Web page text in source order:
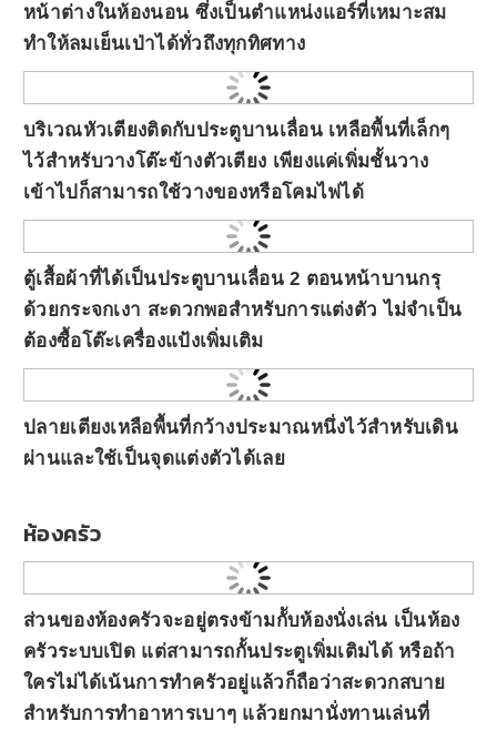
หน้าต่างในห้องนอน ซึ่งเป็นตำแหน่งแอร์ที่เหมาะสม
ทำให้ลมเย็นเป่าได้ทั่วถึงทุกทิศทาง
บริเวณหัวเตียงติดกับประตูบานเลื่อน เหลือพื้นที่เล็กๆ
ไว้สำหรับวางโต๊ะข้างตัวเตียง เพียงแค่เพิ่มชั้นวาง
เข้าไปก็สามารถใช้วางของหรือโคมไฟได้
ตู้เสื้อผ้าที่ได้เป็นประตูบานเลื่อน 2 ตอนหน้าบานกรุ
ด้วยกระจกเงา สะดวกพอสำหรับการแต่งตัว ไม่จำเป็น
ต้องซื้อโต๊ะเครื่องแป้งเพิ่มเติม
ปลายเตียงเหลือพื้นที่กว้างประมาณหนึ่งไว้สำหรับเดิน
ผ่านและใช้เป็นจุดแต่งตัวได้เลย
ห้องครัว
ส่วนของห้องครัวจะอยู่ตรงข้ามกัับห้องนั่งเล่น เป็นห้อง
ครัวระบบเปิด แต่สามารถกั้นประตูเพิ่มเติมได้ หรือถ้า
ใครไม่ได้เน้นการทำครัวอยู่แล้วก็ถือว่าสะดวกสบาย
สำหรับการทำอาหารเบาๆ แล้วยกมานั่งทานเล่นที่